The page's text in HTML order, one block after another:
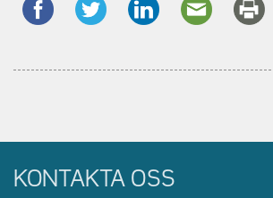
KONTAKTA OSS